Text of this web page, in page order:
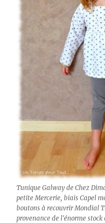
Tunique Galway de Chez
petite Mercerie, biais Capel
boutons à recouvrir Mondial
provenance de l'énorme